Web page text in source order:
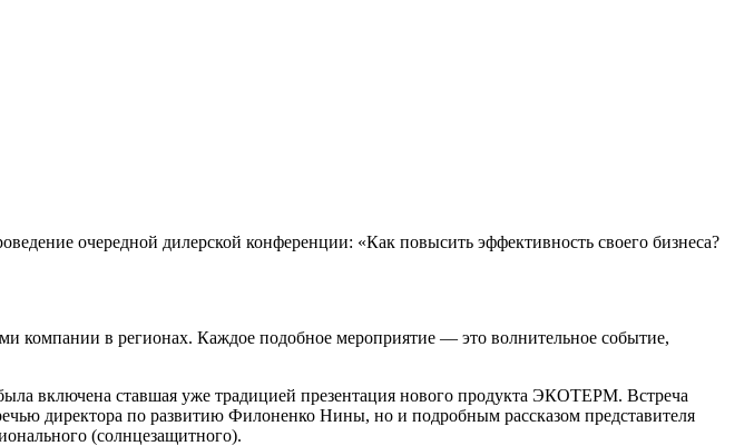
очередной дилерской конференции: «Как повысить эффективность своего бизнеса?
компании в регионах. Каждое подобное мероприятие — это волнительное событие,
включена ставшая уже традицией презентация нового продукта ЭКОТЕРМ. Встреча
директора по развитию Филоненко Нины, но и подробным рассказом представителя
(солнцезащитного).